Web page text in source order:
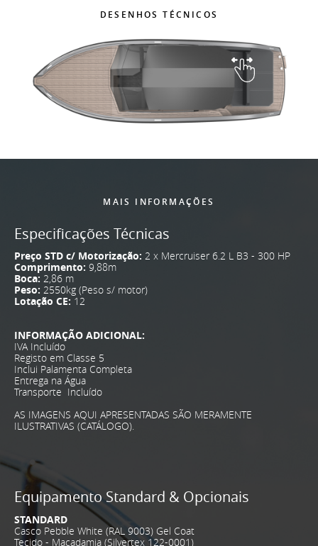
DESENHOS TÉCNICOS
MAIS INFORMAÇÕES
Especificações Técnicas
Preço STD c/ Motorização: 2 x Mercruiser 6.2 L B3 - 300 HP
Comprimento: 9,88m
Boca: 2,86 m
Peso: 2550kg (Peso s/ motor)
Lotação CE: 12
INFORMAÇÃO ADICIONAL:
IVA Incluído
Registo em Classe 5
Inclui Palamenta Completa
Entrega na Água
Transporte Incluído
AS IMAGENS AQUI APRESENTADAS SÃO MERAMENTE
ILUSTRATIVAS (CATÁLOGO).
Equipamento Standard & Opcionais
STANDARD
Casco Pebble White (RAL 9003) Gel Coat
Tecido - Macadamia (Silvertex 122-0001)